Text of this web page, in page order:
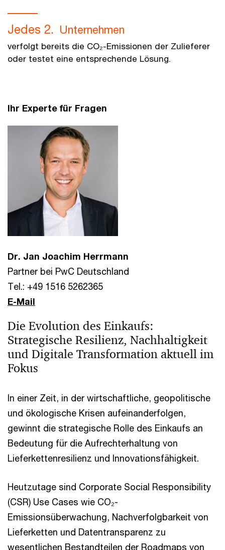
Jedes 2. Unternehmen
verfolgt bereits die CO₂-Emissionen der Zulieferer
oder testet eine entsprechende Lösung.
Ihr Experte für Fragen
Dr. Jan Joachim Herrmann
Partner bei PwC Deutschland
Tel.: +49 1516 5262365
E-Mail
Die Evolution des Einkaufs:
Strategische Resilienz, Nachhaltigkeit
und Digitale Transformation aktuell im
Fokus
In einer Zeit, in der wirtschaftliche, geopolitische
und ökologische Krisen aufeinanderfolgen,
gewinnt die strategische Rolle des Einkaufs an
Bedeutung für die Aufrechterhaltung von
Lieferkettenresilienz und Innovationsfähigkeit.
Heutzutage sind Corporate Social Responsibility
(CSR) Use Cases wie CO₂-
Emissionsüberwachung, Nachverfolgbarkeit von
Lieferketten und Datentransparenz zu
wesentlichen Bestandteilen der Roadmaps von